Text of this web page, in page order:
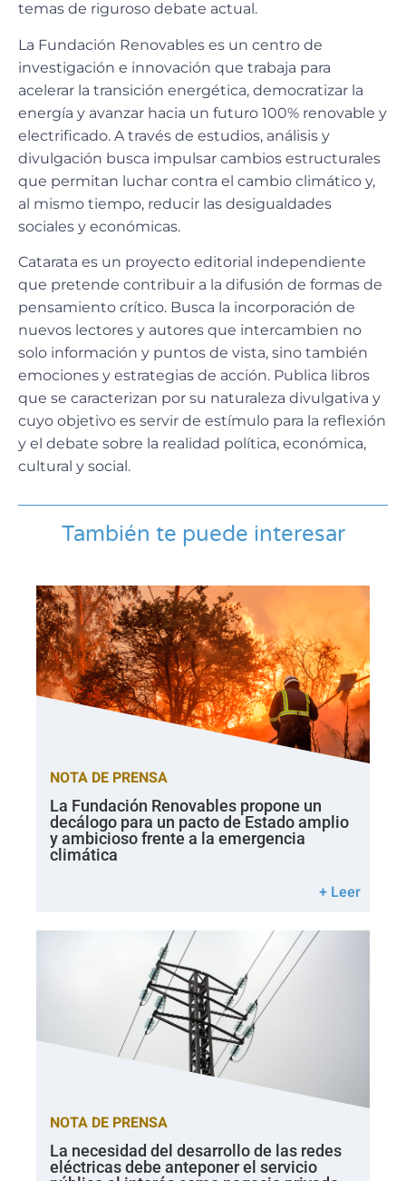
temas de riguroso debate actual.
La Fundación Renovables es un centro de
investigación e innovación que trabaja para
acelerar la transición energética, democratizar la
energía y avanzar hacia un futuro 100% renovable y
electrificado. A través de estudios, análisis y
divulgación busca impulsar cambios estructurales
que permitan luchar contra el cambio climático y,
al mismo tiempo, reducir las desigualdades
sociales y económicas.
Catarata es un proyecto editorial independiente
que pretende contribuir a la difusión de formas de
pensamiento crítico. Busca la incorporación de
nuevos lectores y autores que intercambien no
solo información y puntos de vista, sino también
emociones y estrategias de acción. Publica libros
que se caracterizan por su naturaleza divulgativa y
cuyo objetivo es servir de estímulo para la reflexión
y el debate sobre la realidad política, económica,
cultural y social.
También te puede interesar
NOTA DE PRENSA
La Fundación Renovables propone un
decálogo para un pacto de Estado amplio
y ambicioso frente a la emergencia
climática
+ Leer
NOTA DE PRENSA
La necesidad del desarrollo de las redes
eléctricas debe anteponer el servicio